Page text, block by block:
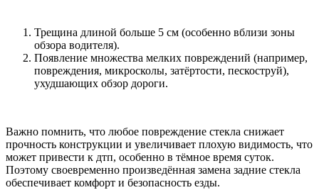
Трещина длиной больше 5 см (особенно вблизи зоны
обзора водителя).
Появление множества мелких повреждений (например,
повреждения, микросколы, затёртости, пескоструй),
ухудшающих обзор дороги.
Важно помнить, что любое повреждение стекла снижает
прочность конструкции и увеличивает плохую видимость, что
может привести к дтп, особенно в тёмное время суток.
Поэтому своевременно произведённая замена задние стекла
обеспечивает комфорт и безопасность езды.